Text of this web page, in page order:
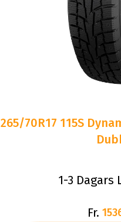
265/70R17 115S
1-3 Dagars
Fr.